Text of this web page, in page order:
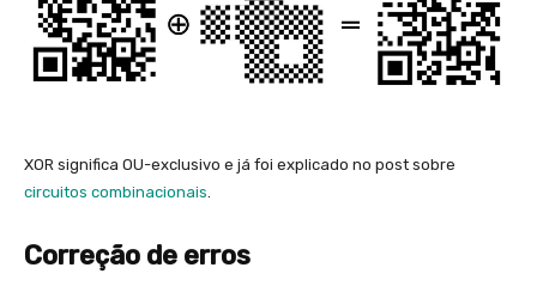
XOR significa OU-exclusivo e já foi explicado no post sobre
circuitos combinacionais.
Correção de erros